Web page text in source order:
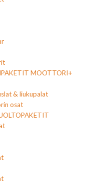
MOOTTORI+
& liukupalat
osat